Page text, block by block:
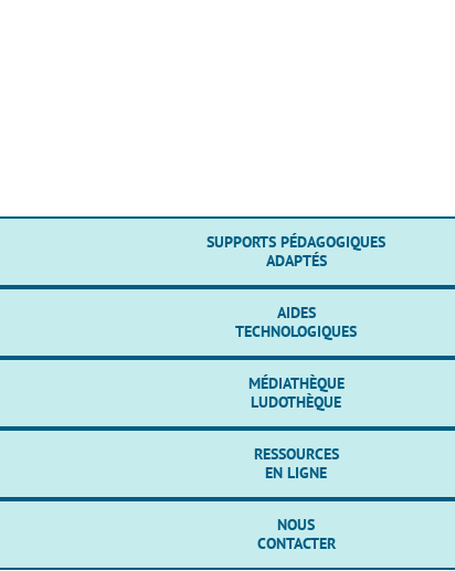
SUPPORTS PÉDAGOGIQUES
ADAPTÉS
AIDES
TECHNOLOGIQUES
MÉDIATHÈQUE
LUDOTHÈQUE
RESSOURCES
EN LIGNE
NOUS
CONTACTER